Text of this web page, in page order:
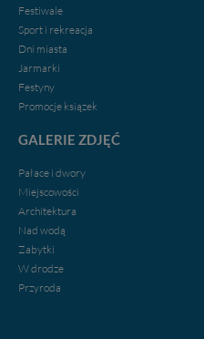
Festiwale
Sport i rekreacja
Dni miasta
Jarmarki
Festyny
Promocje ksiązek
GALERIE ZDJĘĆ
Pałace i dwory
Miejscowości
Architektura
Nad wodą
Zabytki
W drodze
Przyroda